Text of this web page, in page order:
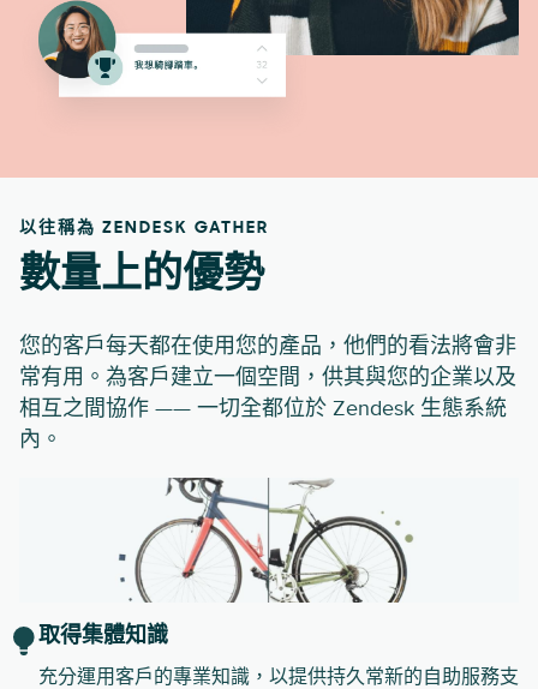
以往稱為 ZENDESK GATHER
數量上的優勢
您的客戶每天都在使用您的產品，他們的看法將會非
常有用。為客戶建立一個空間，供其與您的企業以及
相互之間協作 —— 一切全都位於 Zendesk 生態系統
內。
取得集體知識
充分運用客戶的專業知識，以提供持久常新的自助服務支